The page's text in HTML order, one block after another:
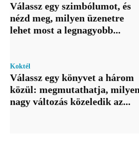
Válassz egy szimbólumot, és
nézd meg, milyen üzenetre
lehet most a legnagyobb...
Koktél
Válassz egy könyvet a három
közül: megmutathatja, milyen
nagy változás közeledik az...